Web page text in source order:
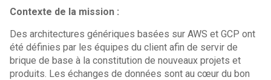
Contexte de la mission :
Des architectures génériques basées sur AWS et GCP ont
été définies par les équipes du client afin de servir de
brique de base à la constitution de nouveaux projets et
produits. Les échanges de données sont au cœur du bon